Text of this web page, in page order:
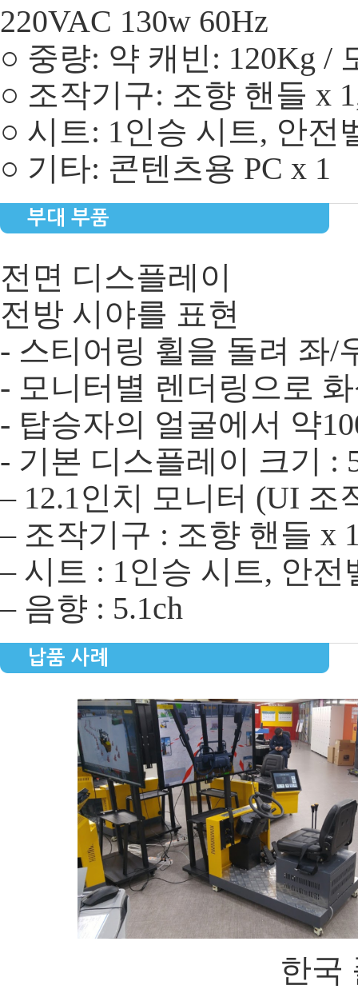
220VAC 130w 60Hz
○ 중량: 약 캐빈: 120Kg /
○ 조작기구: 조향 핸들 x
○ 시트: 1인승 시트, 안전
○ 기타: 콘텐츠용 PC x 1
부대 부품
전면 디스플레이
전방 시야를 표현
- 스티어링 휠을 돌려 좌/
- 모니터별 렌더링으로
- 탑승자의 얼굴에서 약
- 기본 디스플레이 크기 :
– 12.1인치 모니터 (UI
– 조작기구 : 조향 핸들 x
– 시트 : 1인승 시트, 안전
– 음향 : 5.1ch
납품 사례
한국